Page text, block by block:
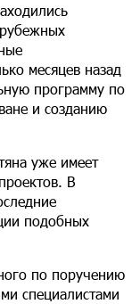
месяцев назад
программу по
и созданию
уже имеет
В
подобных
по поручению
специалистами